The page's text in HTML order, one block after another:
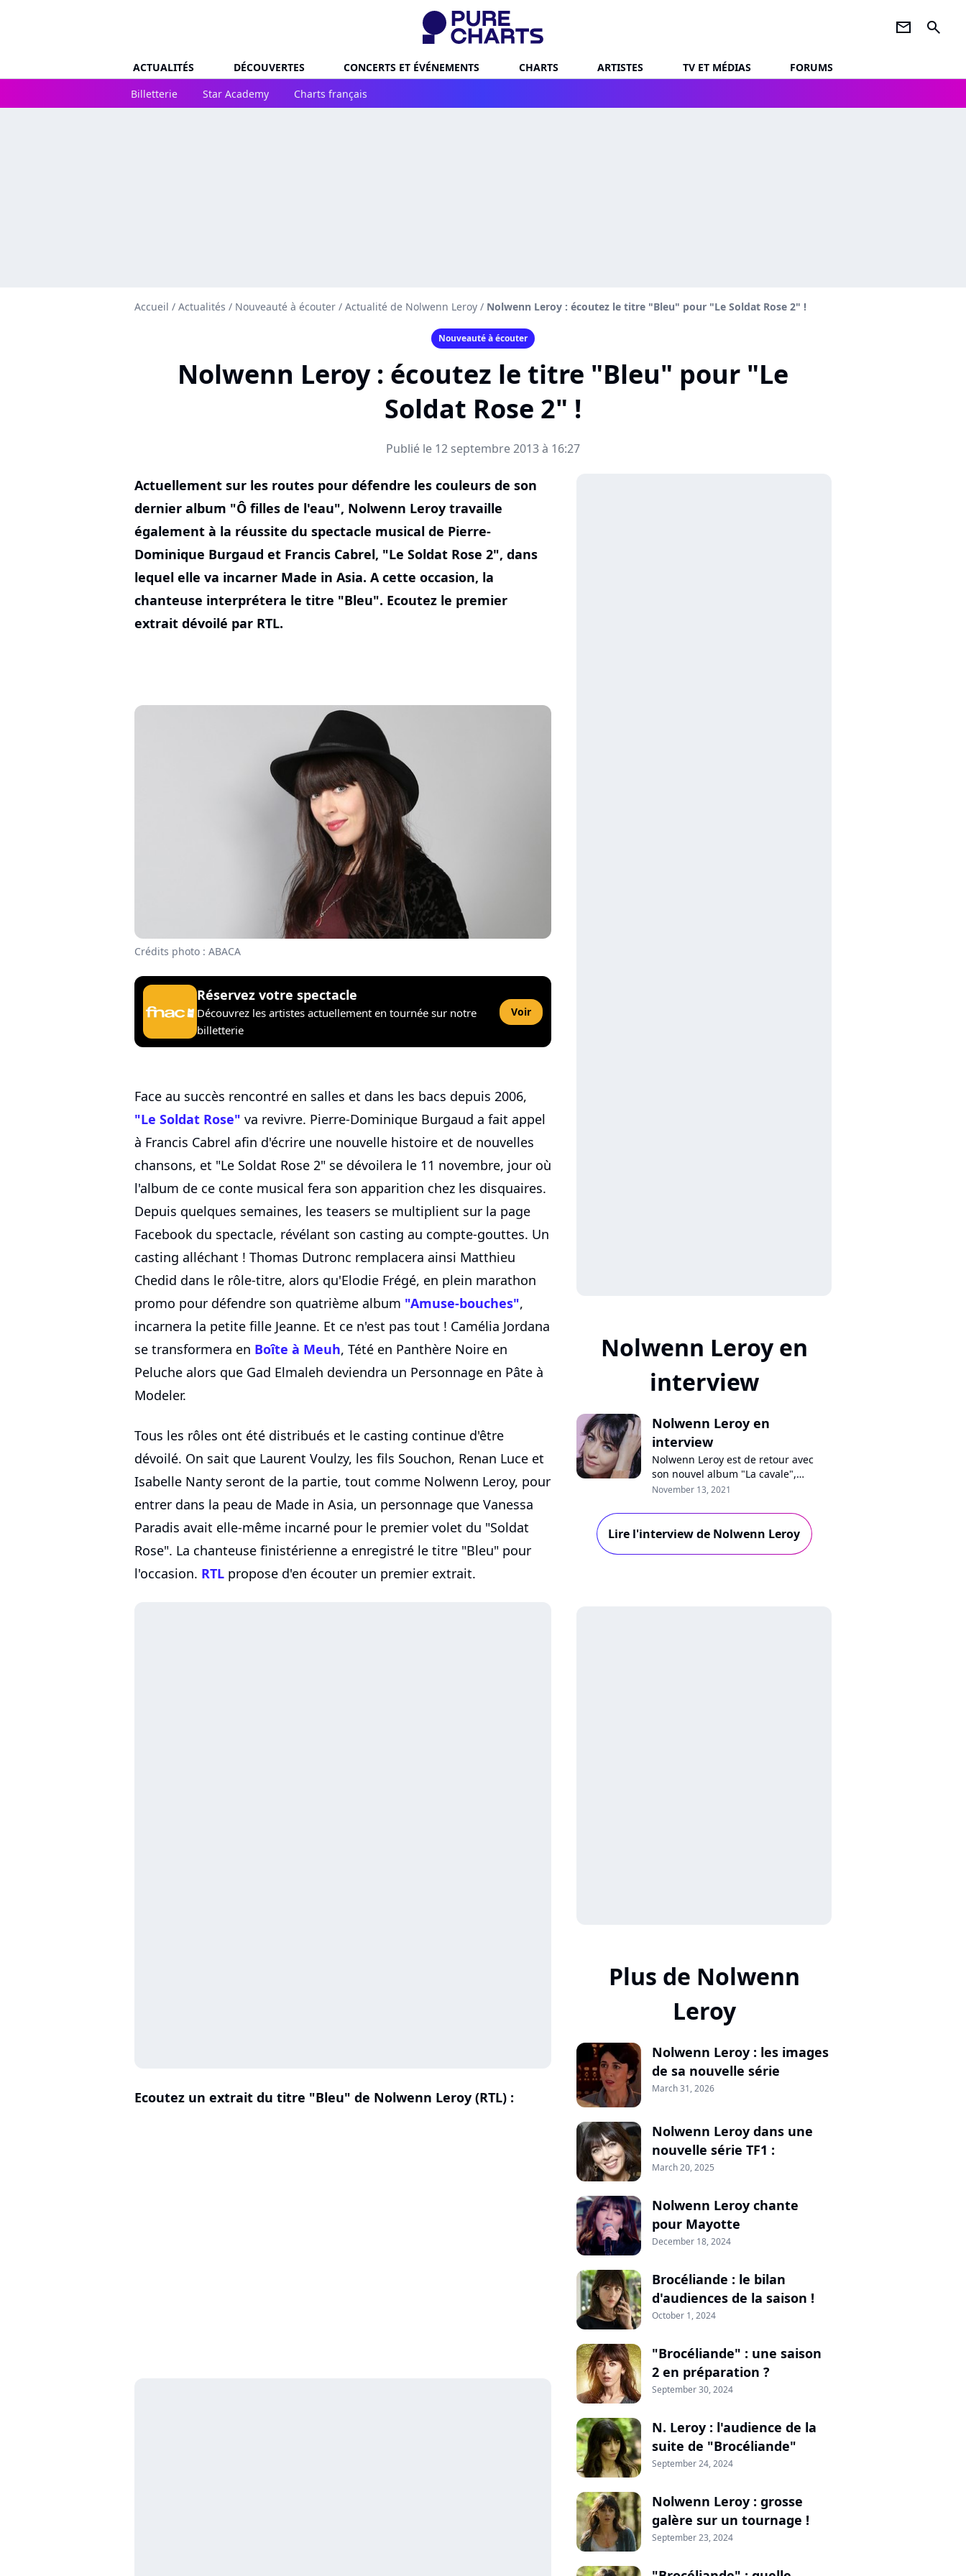
newsletter search
ACTUALITÉS DÉCOUVERTES CONCERTS ET ÉVÉNEMENTS CHARTS ARTISTES TV ET MÉDIAS
FORUMS
Billetterie
Star Academy Charts français
Accueil / Actualités / Nouveauté à écouter / Actualité de Nolwenn Leroy / Nolwenn Leroy : écoutez le titre "Bleu" pour "Le Soldat Rose 2" !
Nouveauté à écouter
Nolwenn Leroy : écoutez le titre "Bleu" pour "Le
Soldat Rose 2" !
Publié le 12 septembre 2013 à 16:27
Actuellement sur les routes pour défendre les couleurs de son
dernier album "Ô filles de l'eau", Nolwenn Leroy travaille
également à la réussite du spectacle musical de Pierre-
Dominique Burgaud et Francis Cabrel, "Le Soldat Rose 2", dans
lequel elle va incarner Made in Asia. A cette occasion, la
chanteuse interprétera le titre "Bleu". Ecoutez le premier
extrait dévoilé par RTL.
Crédits photo : ABACA
Réservez votre spectacle
Découvrez les artistes actuellement en tournée sur notre
billetterie
Voir
Face au succès rencontré en salles et dans les bacs depuis 2006,
"Le Soldat Rose" va revivre. Pierre-Dominique Burgaud a fait appel
à Francis Cabrel afin d'écrire une nouvelle histoire et de nouvelles
chansons, et "Le Soldat Rose 2" se dévoilera le 11 novembre, jour où
l'album de ce conte musical fera son apparition chez les disquaires.
Depuis quelques semaines, les teasers se multiplient sur la page
Facebook du spectacle, révélant son casting au compte-gouttes. Un
casting alléchant ! Thomas Dutronc remplacera ainsi Matthieu
Chedid dans le rôle-titre, alors qu'Elodie Frégé, en plein marathon
promo pour défendre son quatrième album "Amuse-bouches",
incarnera la petite fille Jeanne. Et ce n'est pas tout ! Camélia Jordana
se transformera en Boîte à Meuh, Tété en Panthère Noire en
Peluche alors que Gad Elmaleh deviendra un Personnage en Pâte à
Modeler.
Tous les rôles ont été distribués et le casting continue d'être
dévoilé. On sait que Laurent Voulzy, les fils Souchon, Renan Luce et
Isabelle Nanty seront de la partie, tout comme Nolwenn Leroy, pour
entrer dans la peau de Made in Asia, un personnage que Vanessa
Paradis avait elle-même incarné pour le premier volet du "Soldat
Rose". La chanteuse finistérienne a enregistré le titre "Bleu" pour
l'occasion. RTL propose d'en écouter un premier extrait.
Ecoutez un extrait du titre "Bleu" de Nolwenn Leroy (RTL) :
Nolwenn Leroy en
interview
Nolwenn Leroy en
interview
Nolwenn Leroy est de retour avec
son nouvel album "La cavale",
produit par Benjamin Biolay. En
chanteuse se confie sur son besoin
de renouveau, raconte son
engagement contre le mal logement
November 13, 2021
Lire l'interview de Nolwenn Leroy
Plus de Nolwenn
Leroy
Nolwenn Leroy : les images
de sa nouvelle série
March 31, 2026
Nolwenn Leroy dans une
nouvelle série TF1 :
March 20, 2025
Nolwenn Leroy chante
pour Mayotte
December 18, 2024
Brocéliande : le bilan
d'audiences de la saison !
October 1, 2024
"Brocéliande" : une saison
2 en préparation ?
September 30, 2024
N. Leroy : l'audience de la
suite de "Brocéliande"
September 24, 2024
Nolwenn Leroy : grosse
galère sur un tournage !
September 23, 2024